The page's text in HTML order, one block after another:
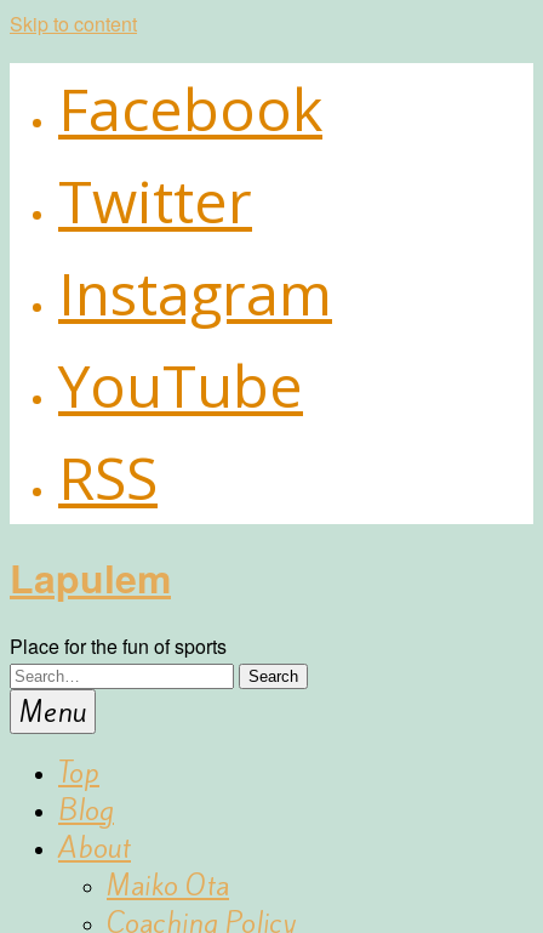
Skip to content
Facebook
Twitter
Instagram
YouTube
RSS
Lapulem
Place for the fun of sports
Menu
Top
Blog
About
Maiko Ota
Coaching Policy